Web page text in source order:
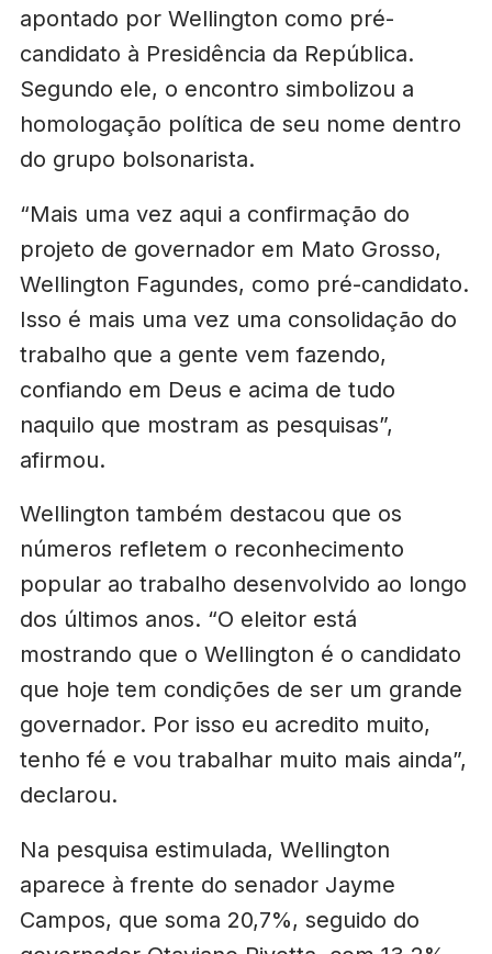
apontado por Wellington como pré-
candidato à Presidência da República.
Segundo ele, o encontro simbolizou a
homologação política de seu nome dentro
do grupo bolsonarista.
“Mais uma vez aqui a confirmação do
projeto de governador em Mato Grosso,
Wellington Fagundes, como pré-candidato.
Isso é mais uma vez uma consolidação do
trabalho que a gente vem fazendo,
confiando em Deus e acima de tudo
naquilo que mostram as pesquisas”,
afirmou.
Wellington também destacou que os
números refletem o reconhecimento
popular ao trabalho desenvolvido ao longo
dos últimos anos. “O eleitor está
mostrando que o Wellington é o candidato
que hoje tem condições de ser um grande
governador. Por isso eu acredito muito,
tenho fé e vou trabalhar muito mais ainda”,
declarou.
Na pesquisa estimulada, Wellington
aparece à frente do senador Jayme
Campos, que soma 20,7%, seguido do